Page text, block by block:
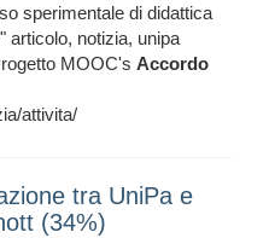
sperimentale di didattica
articolo, notizia, unipa
MOOC's Accordo
attivita/
tra UniPa e
(34%)